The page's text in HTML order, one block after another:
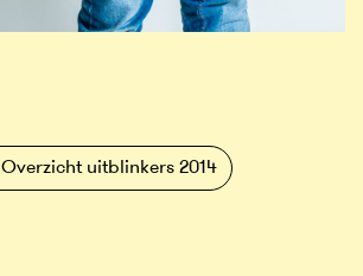
Overzicht uitblinkers 2014